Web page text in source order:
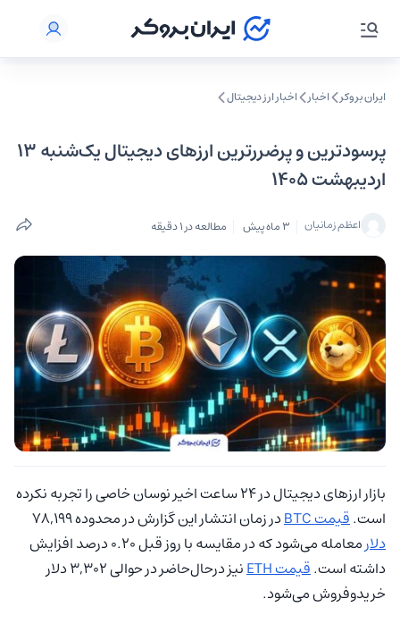
ایران بروکر اخبار اخبار ارز دیجیتال
‌‏پرسودترین و پرضررترین ارزهای دیجیتال یک‌شنبه 13
اردیبهشت 1405
اعظم زمانیان 3 ماه پیش مطالعه در 1 دقیقه
بازار ارزهای دیجیتال در 24 ساعت اخیر نوسان خاصی را تجربه نکرده
است.قیمت BTC
در زمان انتشار این گزارش در محدوده 78,199
دلار
معامله می‌شود که در مقایسه با روز قبل 0.20 درصد افزایش
داشته است.قیمت ETH
نیز درحال‌حاضر در حوالی 3,302 دلار
خریدوفروش می‌شود.